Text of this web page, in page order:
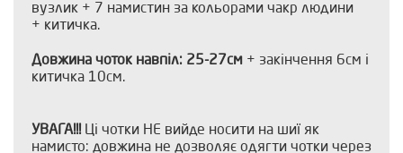
вузлик + 7 намистин за кольорами чакр людини
+ китичка.
Довжина чоток навпіл: 25-27см + закінчення 6см і
китичка 10см.
УВАГА!!! Ці чотки НЕ вийде носити на шиї як
намисто: довжина не дозволяє одягти чотки через